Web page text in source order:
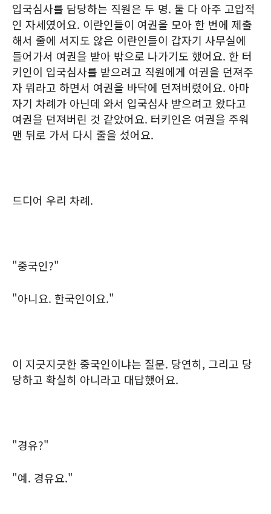
입국심사를 담당하는 직원은 두 명. 둘 다 아주 고압적
인 자세였어요. 이란인들이 여권을 모아 한 번에 제출
해서 줄에 서지도 않은 이란인들이 갑자기 사무실에
들어가서 여권을 받아 밖으로 나가기도 했어요. 한 터
키인이 입국심사를 받으려고 직원에게 여권을 던져주
자 뭐라고 하면서 여권을 바닥에 던져버렸어요. 아마
자기 차례가 아닌데 와서 입국심사 받으려고 왔다고
여권을 던져버린 것 같았어요. 터키인은 여권을 주워
맨 뒤로 가서 다시 줄을 섰어요.
드디어 우리 차례.
"중국인?"
"아니요. 한국인이요."
이 지긋지긋한 중국인이냐는 질문. 당연히, 그리고 당
당하고 확실히 아니라고 대답했어요.
"경유?"
"예. 경유요."